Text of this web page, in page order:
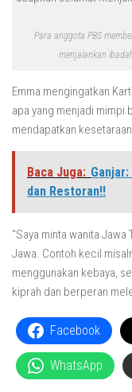
Para anggota PBS
menjalankan
Emma mengingatkan
apa yang menjadi mimpi
mendapatkan
Baca Juga:
dan Restoran!!
“Saya minta wanita
Jawa. Contoh kecil
menggunakan kebaya,
kiprah dan berperan
Facebook
WhatsApp